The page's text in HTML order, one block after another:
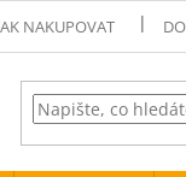
NAKUPOVAT